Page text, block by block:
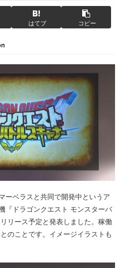
はてブ コピー
ーベラスと共同で開発中というア
『ドラゴンクエスト モンスターバ
リース予定と発表しました。稼働
のことです。イメージイラストも